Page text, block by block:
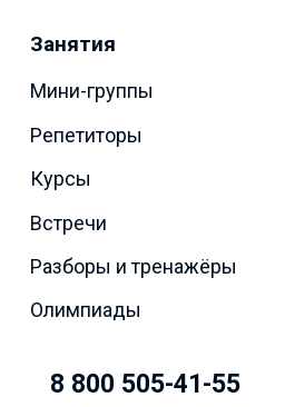
Занятия
Мини-группы
Репетиторы
Курсы
Встречи
Разборы и тренажёры
Олимпиады
8 800 505-41-55